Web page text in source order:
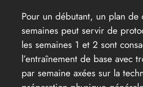
Pour un débutant, un plan de
semaines peut servir de
les semaines 1 et 2 sont
l’entraînement de base avec
par semaine axées sur la